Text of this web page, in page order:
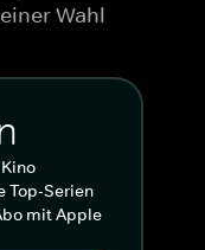
Wahl
Top-Serien
mit Apple